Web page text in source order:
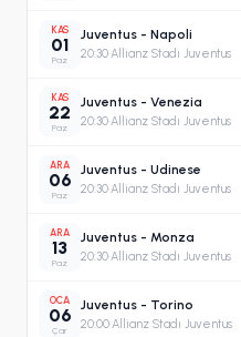
KAS
01
Paz
Juventus - Napoli
20:30·Allianz Stadı Juventus
KAS
22
Paz
Juventus - Venezia
20:30·Allianz Stadı Juventus
ARA
06
Paz
Juventus - Udinese
20:30·Allianz Stadı Juventus
ARA
13
Paz
Juventus - Monza
20:30·Allianz Stadı Juventus
OCA
06
Çar
Juventus - Torino
20:00·Allianz Stadı Juventus